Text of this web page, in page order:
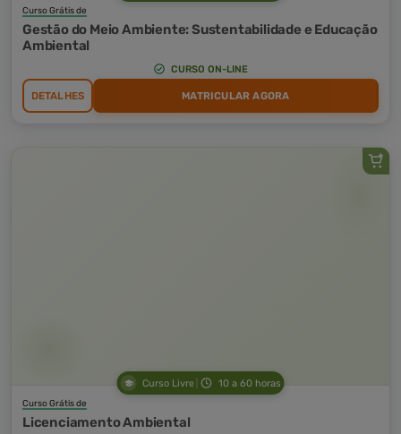
Curso Grátis de
Gestão do Meio Ambiente: Sustentabilidade e Educação
Ambiental
CURSO ON-LINE
DETALHES MATRICULAR AGORA
Curso Livre 10 a 60 horas
Curso Grátis de
Licenciamento Ambiental